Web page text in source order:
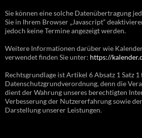
Sie können eine solche Datenübertragung
Sie in Ihrem Browser „Javascript“
jedoch keine Termine angezeigt werden.
Weitere Informationen darüber wie
verwendet finden Sie unter: https://
Rechtsgrundlage ist Artikel 6 Absatz 1 Satz 1
Datenschutzgrundverordnung, denn die
dient der Wahrung unseres berechtigten
Verbesserung der Nutzererfahrung sowie
Darstellung unserer Leistungen.